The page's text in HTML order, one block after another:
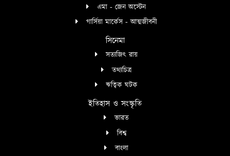
এমা - জেন অস্টেন
গার্সিয়া মার্কেস - আত্মজীবনী
সিনেমা
সত্যজিৎ রায়
তথ্যচিত্র
ঋত্বিক ঘটক
ইতিহাস ও সংস্কৃতি
ভারত
বিশ্ব
বাংলা